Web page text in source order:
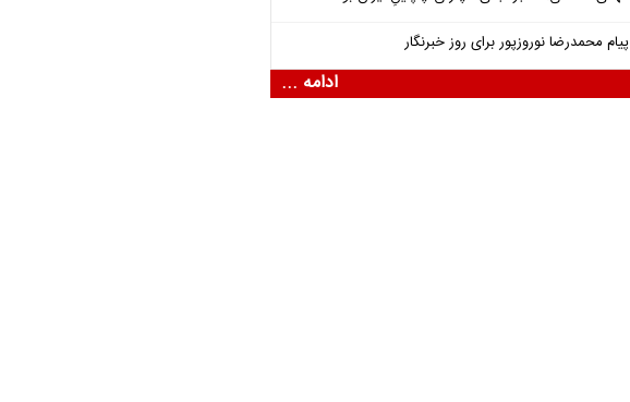
پیام محمدرضا نوروزپور برای روز خبرنگار
ادامه ...